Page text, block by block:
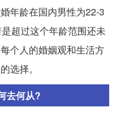
年龄在国内男性为22-3
超过这个年龄范围还未
个人的婚姻观和生活方
选择。
去何从?